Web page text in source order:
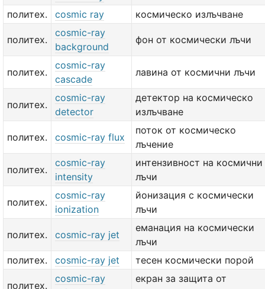
политех.
cosmic ray космическо излъчване
политех.
cosmic-ray
background
фон от космически лъчи
политех.
cosmic-ray
cascade
лавина от космични лъчи
политех.
cosmic-ray
detector
детектор на космическо
излъчване
политех. cosmic-ray flux
поток от космическо
лъчение
политех.
cosmic-ray
intensity
интензивност на космични
лъчи
политех.
cosmic-ray
ionization
йонизация с космически
лъчи
политех. cosmic-ray jet
еманация на космически
лъчи
политех.
cosmic-ray jet тесен космически порой
политех.
cosmic-ray
екран за защита от